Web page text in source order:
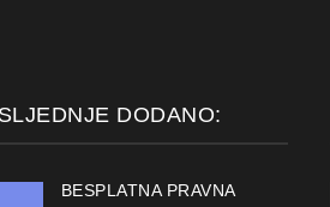
DODANO:
BESPLATNA PRAVNA